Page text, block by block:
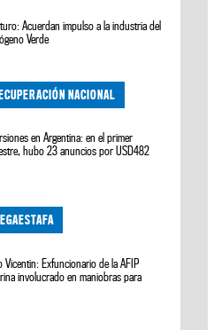
Acuerdan impulso a la industria del
Verde
NACIONAL
en Argentina: en el primer
hubo 23 anuncios por USD482
Vicentin: Exfuncionario de la AFIP
involucrado en maniobras para